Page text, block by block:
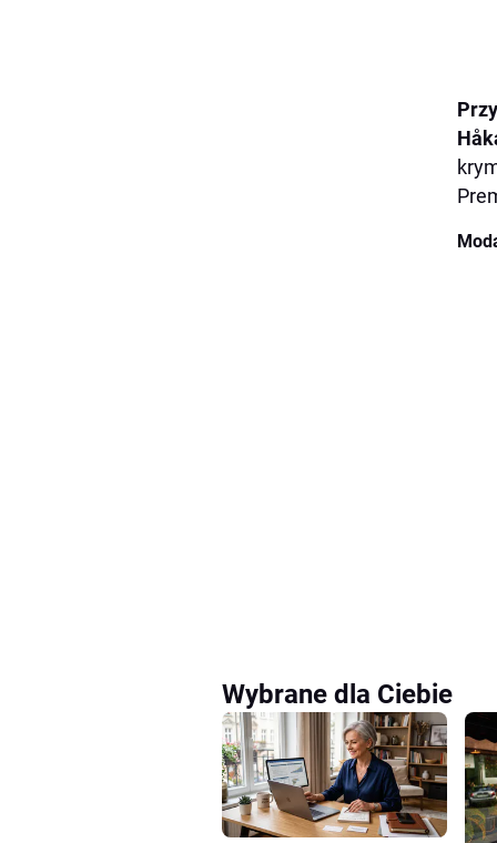
Wybrane dla Ciebie